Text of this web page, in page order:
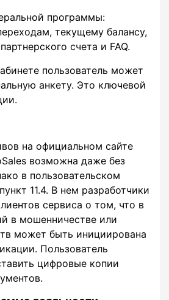
программы:
текущему балансу,
счета и FAQ.
пользователь может
анкету. Это ключевой
на официальном сайте
возможна даже без
в пользовательском
11.4. В нем разработчики
сервиса о том, что в
в мошенничестве или
может быть инициирована
Пользователь
цифровые копии